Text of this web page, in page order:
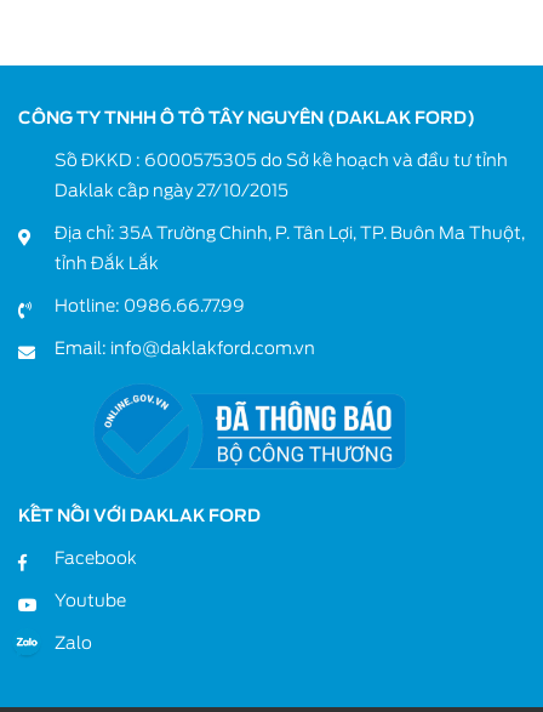
CÔNG TY TNHH Ô TÔ TÂY NGUYÊN (DAKLAK FORD)
Số ĐKKD : 6000575305 do Sở kế hoạch và đầu tư tỉnh
Daklak cấp ngày 27/10/2015
Địa chỉ: 35A Trường Chinh, P. Tân Lợi, TP. Buôn Ma Thuột,
tỉnh Đắk Lắk
Hotline: 0986.66.77.99
Email: info@daklakford.com.vn
KẾT NỐI VỚI DAKLAK FORD
Facebook
Youtube
Zalo